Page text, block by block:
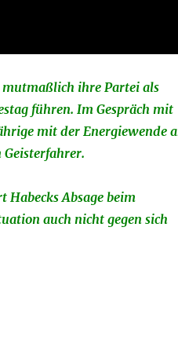
ihre Partei als
führen. Im Gespräch mit
mit der Energiewende
Absage beim
auch nicht gegen sich